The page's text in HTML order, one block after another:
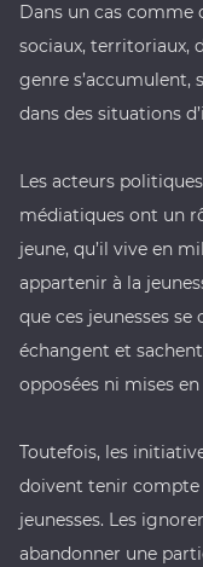
Dans un cas comme
sociaux, territoriaux,
genre s’accumulent,
dans des situations
Les acteurs
médiatiques ont un
jeune, qu’il vive en
appartenir à la
que ces jeunesses
échangent et
opposées ni mises
Toutefois, les
doivent tenir compte
jeunesses. Les
abandonner une